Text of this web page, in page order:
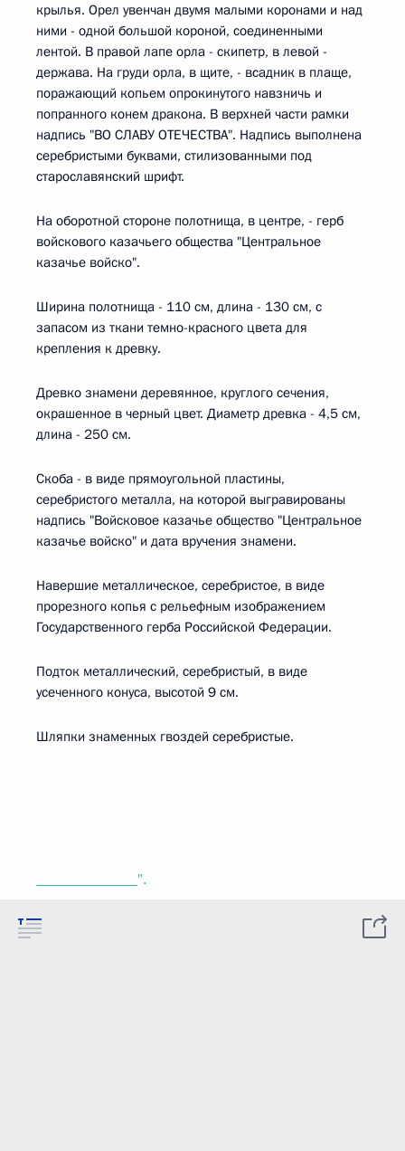
крылья. Орел увенчан двумя малыми коронами и над
ними - одной большой короной, соединенными
лентой. В правой лапе орла - скипетр, в левой -
держава. На груди орла, в щите, - всадник в плаще,
поражающий копьем опрокинутого навзничь и
попранного конем дракона. В верхней части рамки
надпись "ВО СЛАВУ ОТЕЧЕСТВА". Надпись выполнена
серебристыми буквами, стилизованными под
старославянский шрифт.
На оборотной стороне полотнища, в центре, - герб
войскового казачьего общества "Центральное
казачье войско".
Ширина полотнища - 110 см, длина - 130 см, с
запасом из ткани темно-красного цвета для
крепления к древку.
Древко знамени деревянное, круглого сечения,
окрашенное в черный цвет. Диаметр древка - 4,5 см,
длина - 250 см.
Скоба - в виде прямоугольной пластины,
серебристого металла, на которой выгравированы
надпись "Войсковое казачье общество "Центральное
казачье войско" и дата вручения знамени.
Навершие металлическое, серебристое, в виде
прорезного копья с рельефным изображением
Государственного герба Российской Федерации.
Подток металлический, серебристый, в виде
усеченного конуса, высотой 9 см.
Шляпки знаменных гвоздей серебристые.
______________".